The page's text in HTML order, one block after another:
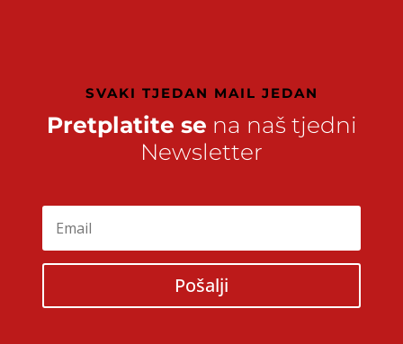
SVAKI TJEDAN MAIL JEDAN
Pretplatite se na naš tjedni
Newsletter
Pošalji